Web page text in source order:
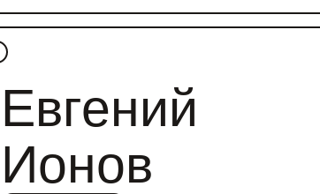
– квизы, статьи, истории успеха, интервью.
Евгений
Ионов